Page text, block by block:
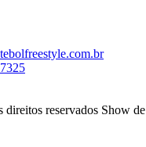
direitos reservados Show